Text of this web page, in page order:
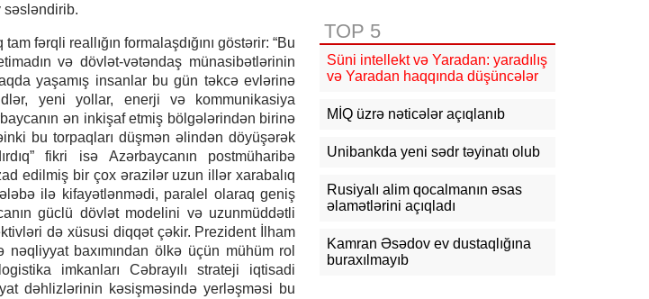
səsləndirib.
fərqli reallığın formalaşdığını göstərir: “Bu
və dövlət-vətəndaş münasibətlərinin
yaşamış insanlar bu gün təkcə evlərinə
yeni yollar, enerji və kommunikasiya
ən inkişaf etmiş bölgələrindən birinə
bu torpaqları düşmən əlindən döyüşərək
fikri isə Azərbaycanın postmüharibə
edilmiş bir çox ərazilər uzun illər xarabalıq
ilə kifayətlənmədi, paralel olaraq geniş
güclü dövlət modelini və uzunmüddətli
də xüsusi diqqət çəkir. Prezident İlham
baxımından ölkə üçün mühüm rol
imkanları Cəbrayılı strateji iqtisadi
dəhlizlərinin kəsişməsində yerləşməsi bu
16:10 Jurnalistika ixtisası üzrə
qabiliyyət imtahanının nəticələri
açıqlanıb
15:50 Ədliyyə naziri Lerik rayonunda
vətəndaşları qəbul edib
15:24 Bakının mərkəzində 3
söndürülüb, 2 nəfər tüstüdən
zəhərlənib
15:02 Ukrayna aqrar sektora yardım
üçün Aİ-dən 220 milyon avro istəyir
TOP 5
Süni intellekt və Yaradan: yaradılış
və Yaradan haqqında düşüncələr
MİQ üzrə nəticələr açıqlanıb
Unibankda yeni sədr təyinatı olub
Rusiyalı alim qocalmanın əsas
əlamətlərini açıqladı
Kamran Əsədov ev dustaqlığına
buraxılmayıb